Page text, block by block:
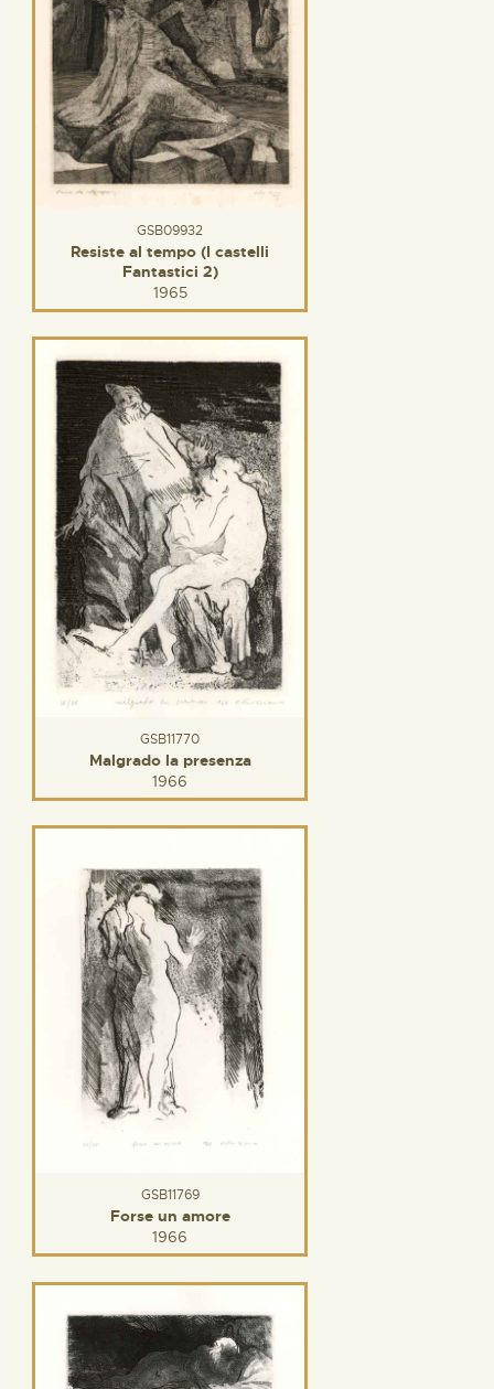
GSB09932
Resiste al tempo (I castelli
Fantastici 2)
1965
GSB11770
Malgrado la presenza
1966
GSB11769
Forse un amore
1966